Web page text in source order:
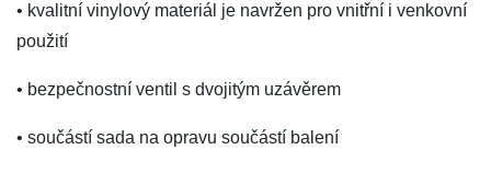
• kvalitní vinylový materiál je navržen pro vnitřní i venkovní
použití
• bezpečnostní ventil s dvojitým uzávěrem
• součástí sada na opravu součástí balení